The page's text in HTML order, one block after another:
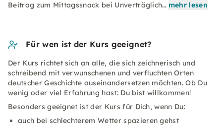
Beitrag zum Mittagssnack bei Unverträglich… mehr lesen
Für wen ist der Kurs geeignet?
Der Kurs richtet sich an alle, die sich zeichnerisch und
schreibend mit verwunschenen und verfluchten Orten
deutscher Geschichte auseinandersetzen möchten. Ob Du
wenig oder viel Erfahrung hast: Du bist willkommen!
Besonders geeignet ist der Kurs für Dich, wenn Du:
auch bei schlechterem Wetter spazieren gehst